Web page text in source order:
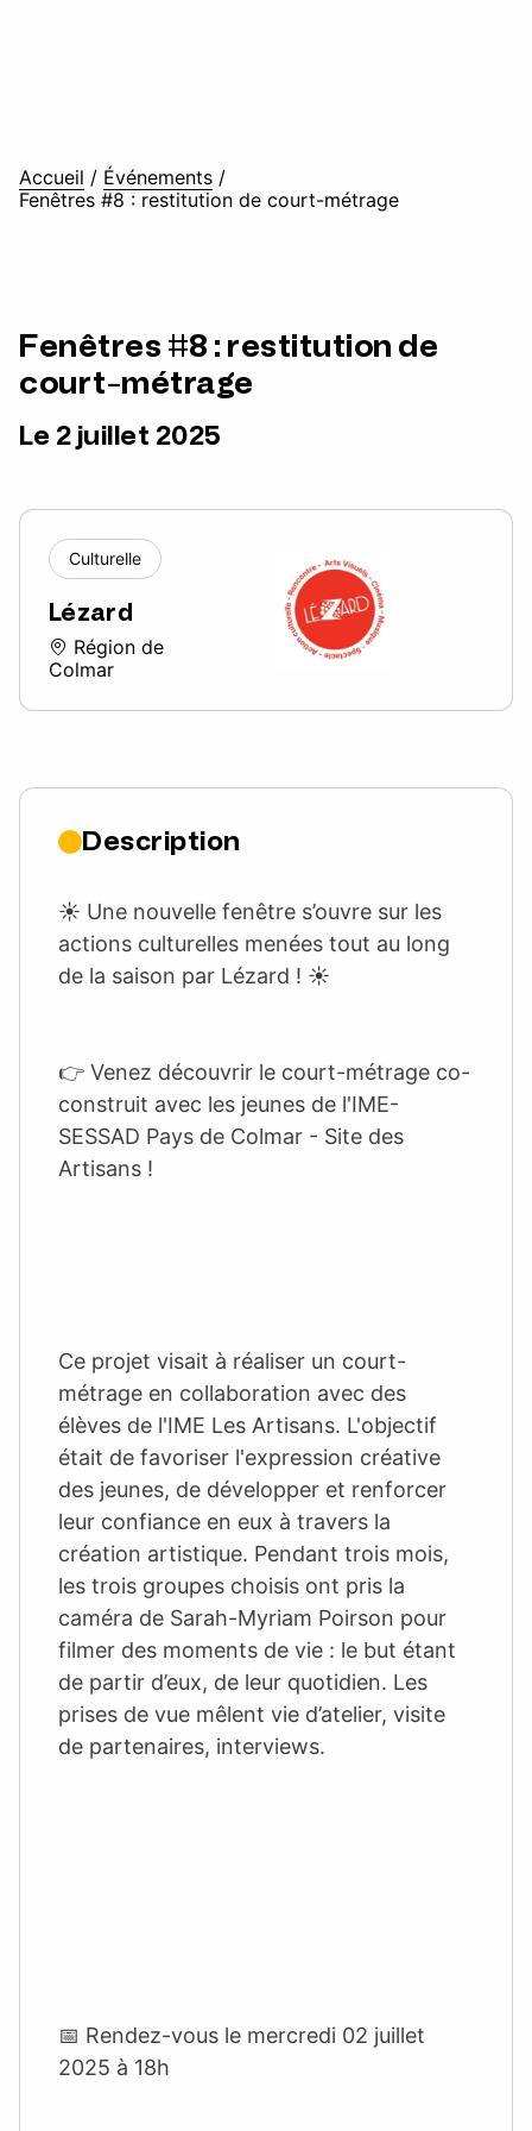
Accueil / Événements /
Fenêtres #8 : restitution de court-métrage
Fenêtres #8 : restitution de
court-métrage
Le 2 juillet 2025
Culturelle
Lézard
Région de
Colmar
Description
☀️​ Une nouvelle fenêtre s’ouvre sur les
actions culturelles menées tout au long
de la saison par Lézard ! ☀️
👉 Venez découvrir le court-métrage co-
construit avec les jeunes de l'IME-
SESSAD Pays de Colmar - Site des
Artisans !
Ce projet visait à réaliser un court-
métrage en collaboration avec des
élèves de l'IME Les Artisans. L'objectif
était de favoriser l'expression créative
des jeunes, de développer et renforcer
leur confiance en eux à travers la
création artistique. Pendant trois mois,
les trois groupes choisis ont pris la
caméra de Sarah-Myriam Poirson pour
filmer des moments de vie : le but étant
de partir d’eux, de leur quotidien. Les
prises de vue mêlent vie d’atelier, visite
de partenaires, interviews.
📅 Rendez-vous le mercredi 02 juillet
2025 à 18h